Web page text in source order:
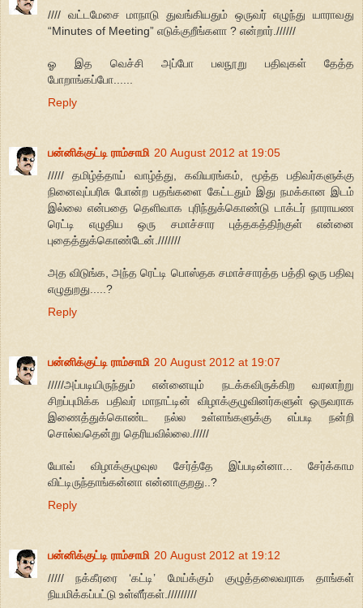
//// வட்டமேசை மாநாடு துவங்கியதும் ஒருவர் எழுந்து யாராவது
“Minutes of Meeting” எடுக்குறீங்களா ? என்றார்.//////
ஓ இத வெச்சி அப்போ பலநூறு பதிவுகள் தேத்த
போறாங்கப்போ......
Reply
பன்னிக்குட்டி ராம்சாமி 20 August 2012 at 19:05
///// தமிழ்த்தாய் வாழ்த்து, கவியரங்கம், மூத்த பதிவர்களுக்கு
நினைவுப்பரிசு போன்ற பதங்களை கேட்டதும் இது நமக்கான இடம்
இல்லை என்பதை தெளிவாக புரிந்துக்கொண்டு டாக்டர் நாராயண
ரெட்டி எழுதிய ஒரு சமாச்சார புத்தகத்திற்குள் என்னை
புதைத்துக்கொண்டேன்.///////
அத விடுங்க, அந்த ரெட்டி பொஸ்தக சமாச்சாரத்த பத்தி ஒரு பதிவு
எழுதுறது.....?
Reply
பன்னிக்குட்டி ராம்சாமி 20 August 2012 at 19:07
/////அப்படியிருந்தும் என்னையும் நடக்கவிருக்கிற வரலாற்று
சிறப்புமிக்க பதிவர் மாநாட்டின் விழாக்குழுவினர்களுள் ஒருவராக
இணைத்துக்கொண்ட நல்ல உள்ளங்களுக்கு எப்படி நன்றி
சொல்வதென்று தெரியவில்லை./////
யோவ் விழாக்குழுவுல சேர்த்தே இப்படின்னா... சேர்க்காம
விட்டிருந்தாங்கன்னா என்னாகுறது..?
Reply
பன்னிக்குட்டி ராம்சாமி 20 August 2012 at 19:12
///// நக்கீரரை ‘கட்டி’ மேய்க்கும் குழுத்தலைவராக தாங்கள்
நியமிக்கப்பட்டு உள்ளீர்கள்./////////